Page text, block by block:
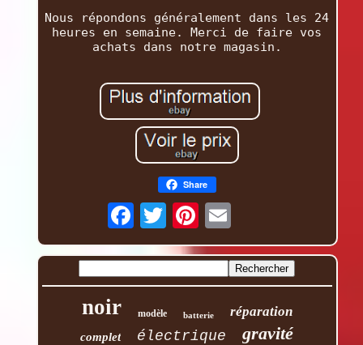
Nous répondons généralement dans les 24
heures en semaine. Merci de faire vos
achats dans notre magasin.
Share
noir modèle batterie réparation
complet électrique gravité